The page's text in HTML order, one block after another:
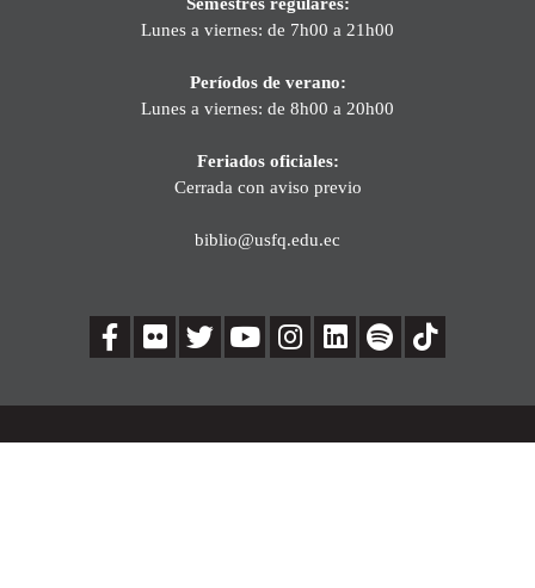
Lunes a viernes: de 7h00 a 21h00
Períodos de verano:
Lunes a viernes: de 8h00 a 20h00
Feriados oficiales:
Cerrada con aviso previo
biblio@usfq.edu.ec